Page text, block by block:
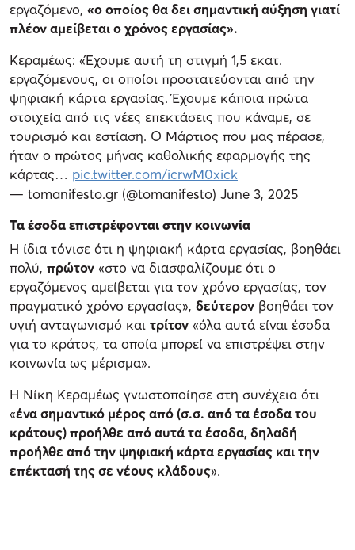
εργαζόμενο, «ο οποίος θα δει σημαντική αύξηση γιατί
πλέον αμείβεται ο χρόνος εργασίας».
Κεραμέως: «Έχουμε αυτή τη στιγμή 1,5 εκατ.
εργαζόμενους, οι οποίοι προστατεύονται από την
ψηφιακή κάρτα εργασίας. Έχουμε κάποια πρώτα
στοιχεία από τις νέες επεκτάσεις που κάναμε, σε
τουρισμό και εστίαση. Ο Μάρτιος που μας πέρασε,
ήταν ο πρώτος μήνας καθολικής εφαρμογής της
κάρτας… pic.twitter.com/icrwM0xick
— tomanifesto.gr (@tomanifesto) June 3, 2025
Τα έσοδα επιστρέφονται στην κοινωνία
Η ίδια τόνισε ότι η ψηφιακή κάρτα εργασίας, βοηθάει
πολύ, πρώτον «στο να διασφαλίζουμε ότι ο
εργαζόμενος αμείβεται για τον χρόνο εργασίας, τον
πραγματικό χρόνο εργασίας», δεύτερον βοηθάει τον
υγιή ανταγωνισμό και τρίτον «όλα αυτά είναι έσοδα
για το κράτος, τα οποία μπορεί να επιστρέψει στην
κοινωνία ως μέρισμα».
Η Νίκη Κεραμέως γνωστοποίησε στη συνέχεια ότι
«ένα σημαντικό μέρος από (σ.σ. από τα έσοδα του
κράτους) προήλθε από αυτά τα έσοδα, δηλαδή
προήλθε από την ψηφιακή κάρτα εργασίας και την
επέκτασή της σε νέους κλάδους».